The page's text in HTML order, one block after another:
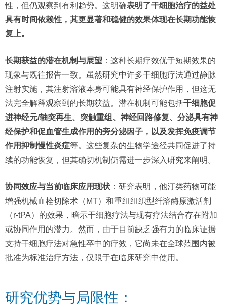
性，但仍观察到有利趋势。这明确表明了干细胞治疗的益处
具有时间依赖性，其更显著和稳健的效果体现在长期功能恢
复上。
长期获益的潜在机制与展望 ：这种长期疗效优于短期效果的
现象与既往报告一致。虽然研究中许多干细胞疗法通过静脉
注射实施，其注射溶液本身可能具有神经保护作用，但这无
法完全解释观察到的长期获益。潜在机制可能包括干细胞促
进神经元/轴突再生、突触重组、神经回路修复、分泌具有神
经保护和促血管生成作用的旁分泌因子，以及发挥免疫调节
作用抑制慢性炎症等。这些复杂的生物学途径共同促进了持
续的功能恢复，但其确切机制仍需进一步深入研究来阐明。
协同效应与当前临床应用现状 ：研究表明，他汀类药物可能
增强机械血栓切除术（MT）和重组组织型纤溶酶原激活剂
（r-tPA）的效果，暗示干细胞疗法与现有疗法结合存在附加
或协同作用的潜力。然而，由于目前缺乏强有力的临床证据
支持干细胞疗法对急性卒中的疗效，它尚未在全球范围内被
批准为标准治疗方法，仅限于在临床研究中使用。
研究优势与局限性：